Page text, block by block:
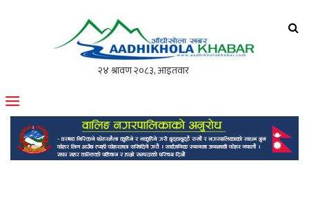
मोफसलकै लोकप्रिय अनलाइन पत्रिका